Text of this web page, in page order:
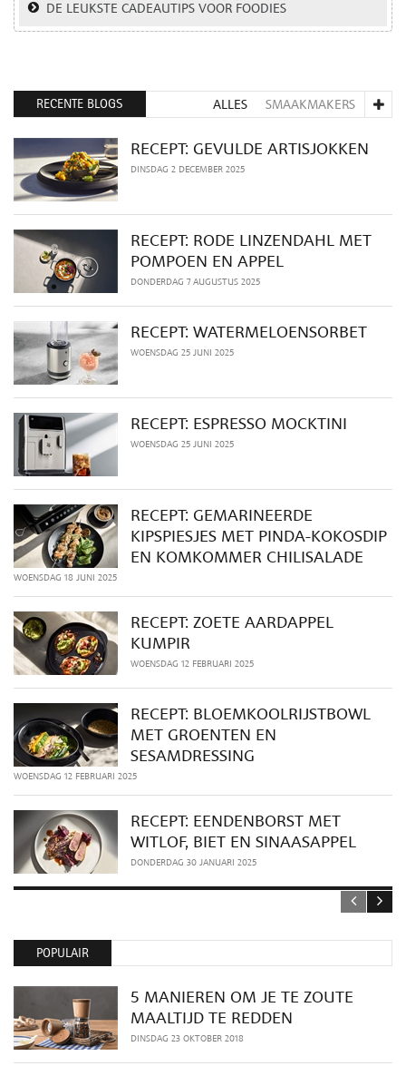
DE LEUKSTE CADEAUTIPS VOOR FOODIES
RECENTE BLOGS ALLES SMAAKMAKERS
RECEPT: GEVULDE ARTISJOKKEN
DINSDAG 2 DECEMBER 2025
RECEPT: RODE LINZENDAHL MET
POMPOEN EN APPEL
DONDERDAG 7 AUGUSTUS 2025
RECEPT: WATERMELOENSORBET
WOENSDAG 25 JUNI 2025
RECEPT: ESPRESSO MOCKTINI
WOENSDAG 25 JUNI 2025
RECEPT: GEMARINEERDE
KIPSPIESJES MET PINDA-KOKOSDIP
EN KOMKOMMER CHILISALADE
WOENSDAG 18 JUNI 2025
RECEPT: ZOETE AARDAPPEL
KUMPIR
WOENSDAG 12 FEBRUARI 2025
RECEPT: BLOEMKOOLRIJSTBOWL
MET GROENTEN EN
SESAMDRESSING
WOENSDAG 12 FEBRUARI 2025
RECEPT: EENDENBORST MET
WITLOF, BIET EN SINAASAPPEL
DONDERDAG 30 JANUARI 2025
POPULAIR
5 MANIEREN OM JE TE ZOUTE
MAALTIJD TE REDDEN
DINSDAG 23 OKTOBER 2018